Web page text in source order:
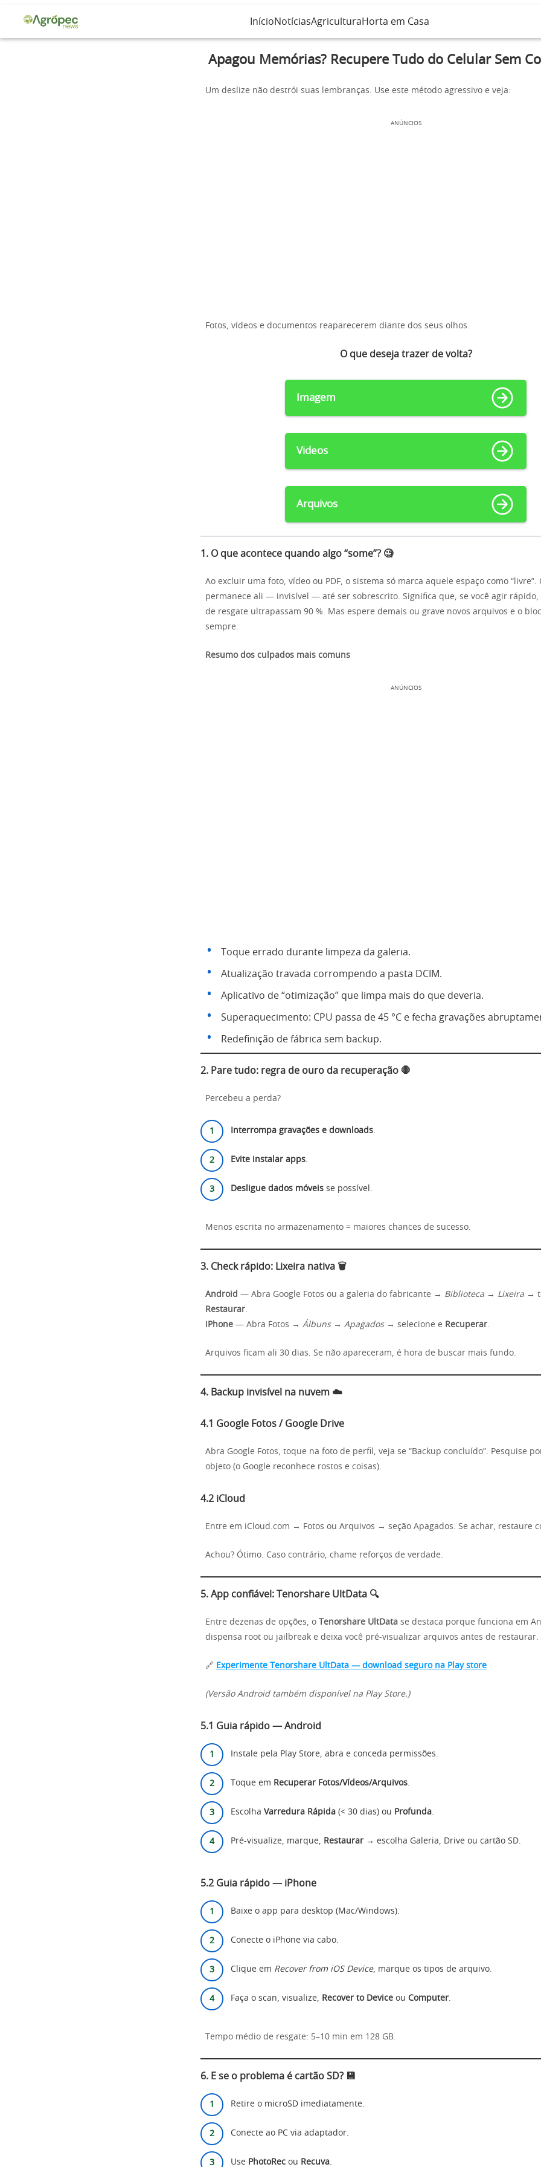
InícioNotíciasAgricultura Horta em Casa
Apagou Memórias? Recupere Tudo do Celular Sem
Um deslize não destrói suas lembranças. Use este método agressivo e veja:
ANÚNCIOS
Fotos, vídeos e documentos reaparecerem diante dos seus olhos.
O que deseja trazer de volta?
Imagem
Videos
Arquivos
1. O que acontece quando algo “some”? 🧐
Ao excluir uma foto, vídeo ou PDF, o sistema só marca aquele espaço como “livre”.
permanece ali — invisível — até ser sobrescrito. Significa que, se você agir rápido,
de resgate ultrapassam 90 %. Mas espere demais ou grave novos arquivos e o
sempre.
Resumo dos culpados mais comuns
ANÚNCIOS
Toque errado durante limpeza da galeria.
Atualização travada corrompendo a pasta DCIM.
Aplicativo de “otimização” que limpa mais do que deveria.
Superaquecimento: CPU passa de 45 °C e fecha gravações
Redefinição de fábrica sem backup.
2. Pare tudo: regra de ouro da recuperação 🛑
Percebeu a perda?
Interrompa gravações e downloads.
Evite instalar apps.
Desligue dados móveis se possível.
Menos escrita no armazenamento = maiores chances de sucesso.
3. Check rápido: Lixeira nativa 🗑️
Android — Abra Google Fotos ou a galeria do fabricante → Biblioteca → Lixeira →
Restaurar.
iPhone — Abra Fotos → Álbuns → Apagados→ selecione e Recuperar.
Arquivos ficam ali 30 dias. Se não apareceram, é hora de buscar mais fundo.
4. Backup invisível na nuvem ☁️
4.1 Google Fotos / Google Drive
Abra Google Fotos, toque na foto de perfil, veja se “Backup concluído”. Pesquise
objeto (o Google reconhece rostos e coisas).
4.2 iCloud
Entre em iCloud.com → Fotos ou Arquivos → seção Apagados. Se achar, restaure
Achou? Ótimo. Caso contrário, chame reforços de verdade.
5. App confiável: Tenorshare UltData 🔍
Entre dezenas de opções, o Tenorshare UltData se destaca porque funciona em
dispensa root ou jailbreak e deixa você pré-visualizar arquivos antes de restaurar.
🔗 Experimente Tenorshare UltData — download seguro na Play store
(Versão Android também disponível na Play Store.)
5.1 Guia rápido — Android
Instale pela Play Store, abra e conceda permissões.
Toque em Recuperar Fotos/Vídeos/Arquivos.
Escolha Varredura Rápida (< 30 dias) ou Profunda.
Pré-visualize, marque, Restaurar → escolha Galeria, Drive ou cartão SD.
5.2 Guia rápido — iPhone
Baixe o app para desktop (Mac/Windows).
Conecte o iPhone via cabo.
Clique em Recover from iOS Device, marque os tipos de arquivo.
Faça o scan, visualize, Recover to Device ou Computer.
Tempo médio de resgate: 5–10 min em 128 GB.
6. E se o problema é cartão SD? 💾
Retire o microSD imediatamente.
Conecte ao PC via adaptador.
Use PhotoRec ou Recuva.